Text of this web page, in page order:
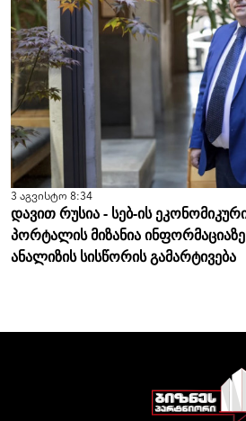
3 აგვისტო 8:34
დავით რუსია - სებ-ის
პორტალის მიზანია
ანალიზის სისწორის გამარტივება